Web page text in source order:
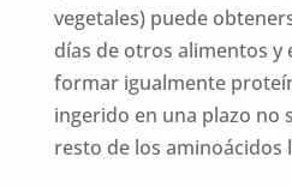
vegetales) puede
días de otros alimentos y
formar igualmente
ingerido en una plazo no
resto de los aminoácidos